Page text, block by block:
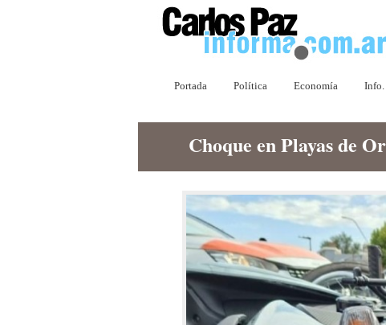
Portada Política Economía Info.
Choque en Playas de